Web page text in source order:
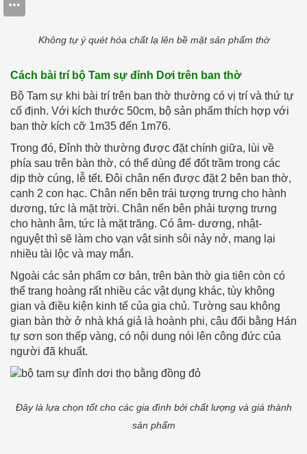
Không tự ý quét hóa chất lạ lên bề mặt sản phẩm thờ
Cách bài trí bộ Tam sự đỉnh Dơi trên ban thờ
Bộ Tam sự khi bài trí trên ban thờ thường có vị trí và thứ tự
cố định. Với kích thước 50cm, bộ sản phẩm thích hợp với
ban thờ kích cỡ 1m35 đến 1m76.
Trong đó, Đỉnh thờ thường được đặt chính giữa, lùi về
phía sau trên bàn thờ, có thể dùng để đốt trầm trong các
dịp thờ cúng, lễ tết. Đôi chân nến được đặt 2 bên ban thờ,
cạnh 2 con hạc. Chân nến bên trái tượng trưng cho hành
dương, tức là mặt trời. Chân nến bên phải tượng trưng
cho hành âm, tức là mặt trăng. Có âm- dương, nhật-
nguyệt thì sẽ làm cho vạn vật sinh sôi nảy nở, mang lại
nhiều tài lộc và may mắn.
Ngoài các sản phẩm cơ bản, trên bàn thờ gia tiên còn có
thể trang hoàng rất nhiều các vật dụng khác, tùy không
gian và điều kiện kinh tế của gia chủ. Tường sau không
gian bàn thờ ở nhà khá giả là hoành phi, câu đối bằng Hán
tự sơn son thếp vàng, có nội dung nói lên công đức của
người đã khuất.
Đây là lựa chọn tốt cho các gia đình bởi chất lượng và giá thành
sản phẩm